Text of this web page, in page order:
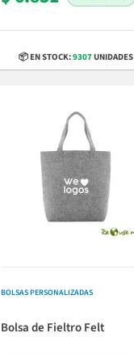
📦 EN STOCK:9307UNIDADES
BOLSAS PERSONALIZADAS
Bolsa de Fieltro Felt